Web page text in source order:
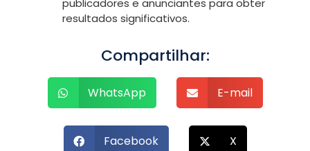
publicadores e anunciantes para obter
resultados significativos.
Compartilhar:
WhatsApp E-mail
Facebook X